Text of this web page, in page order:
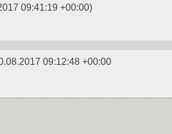
09:41:19 +00:00)
09:12:48 +00:00